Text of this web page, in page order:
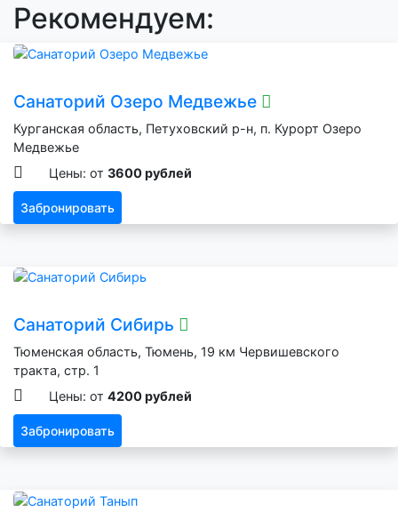
Рекомендуем:
Санаторий Озеро Медвежье
Курганская область, Петуховский р-н, п. Курорт Озеро
Медвежье
Цены: от 3600 рублей
Забронировать
Санаторий Сибирь
Тюменская область, Тюмень, 19 км Червишевского
тракта, стр. 1
Цены: от 4200 рублей
Забронировать